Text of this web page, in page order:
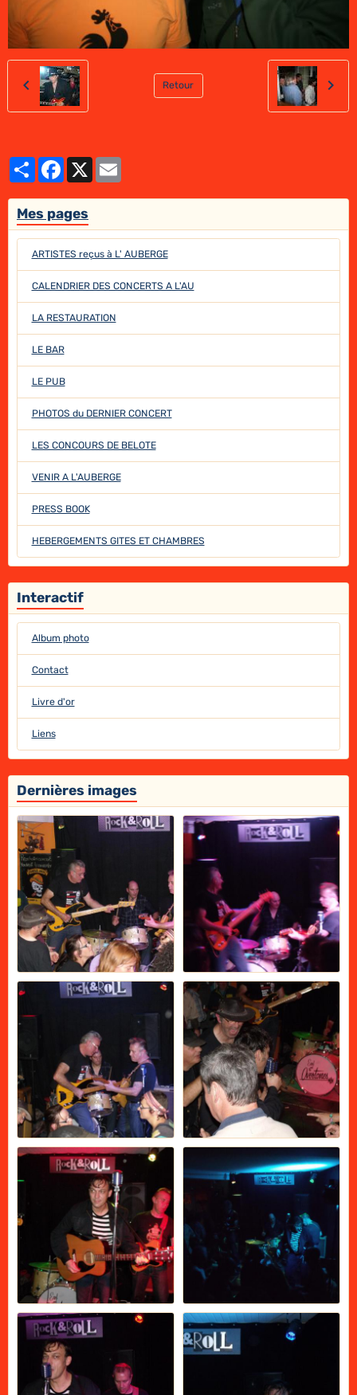
Retour
PartagerFacebook
X
Mes pages
ARTISTES reçus à L' AUBERGE
CALENDRIER DES CONCERTS A L'AU
LA RESTAURATION
LE BAR
LE PUB
PHOTOS du DERNIER CONCERT
LES CONCOURS DE BELOTE
VENIR A L'AUBERGE
PRESS BOOK
HEBERGEMENTS GITES ET CHAMBRES
Interactif
Album photo
Contact
Livre d'or
Liens
Dernières images